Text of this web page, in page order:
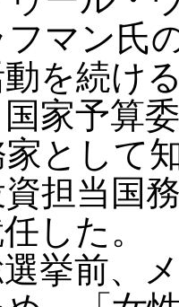
マン氏
を続け
家予算
として
担当国
した。
挙前、